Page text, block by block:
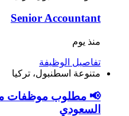
Senior Accountant
منذ يوم
تفاصيل الوظيفة
متنوعة اسطنبول، تركيا
📢 مطلوب موظفات
السعودي